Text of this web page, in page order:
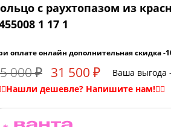
с раухтопазом из
1 17 1
оплате онлайн дополнительная скидка
000 ₽ 31 500 ₽ Ваша выгода